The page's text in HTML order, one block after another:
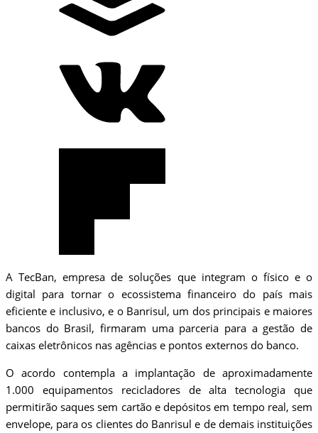
A TecBan, empresa de soluções que integram o físico e o
digital para tornar o ecossistema financeiro do país mais
eficiente e inclusivo, e o Banrisul, um dos principais e maiores
bancos do Brasil, firmaram uma parceria para a gestão de
caixas eletrônicos nas agências e pontos externos do banco.
O acordo contempla a implantação de aproximadamente
1.000 equipamentos recicladores de alta tecnologia que
permitirão saques sem cartão e depósitos em tempo real, sem
envelope, para os clientes do Banrisul e de demais instituições